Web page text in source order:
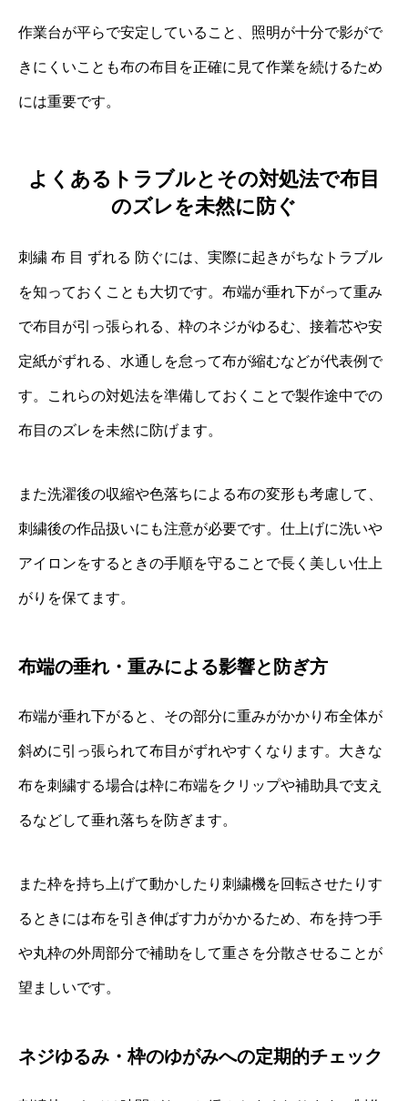
作業台が平らで安定していること、照明が十分で影がで
きにくいことも布の布目を正確に見て作業を続けるため
には重要です。
よくあるトラブルとその対処法で布目
のズレを未然に防ぐ
刺繍 布 目 ずれる 防ぐには、実際に起きがちなトラブル
を知っておくことも大切です。布端が垂れ下がって重み
で布目が引っ張られる、枠のネジがゆるむ、接着芯や安
定紙がずれる、水通しを怠って布が縮むなどが代表例で
す。これらの対処法を準備しておくことで製作途中での
布目のズレを未然に防げます。
また洗濯後の収縮や色落ちによる布の変形も考慮して、
刺繍後の作品扱いにも注意が必要です。仕上げに洗いや
アイロンをするときの手順を守ることで長く美しい仕上
がりを保てます。
布端の垂れ・重みによる影響と防ぎ方
布端が垂れ下がると、その部分に重みがかかり布全体が
斜めに引っ張られて布目がずれやすくなります。大きな
布を刺繍する場合は枠に布端をクリップや補助具で支え
るなどして垂れ落ちを防ぎます。
また枠を持ち上げて動かしたり刺繍機を回転させたりす
るときには布を引き伸ばす力がかかるため、布を持つ手
や丸枠の外周部分で補助をして重さを分散させることが
望ましいです。
ネジゆるみ・枠のゆがみへの定期的チェック